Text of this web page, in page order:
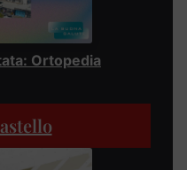
Ortopedia